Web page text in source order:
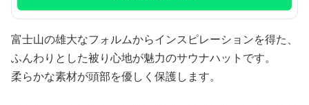
富士山の雄大なフォルムからインスピレーションを得た、
ふんわりとした被り心地が魅力のサウナハットです。
柔らかな素材が頭部を優しく保護します。